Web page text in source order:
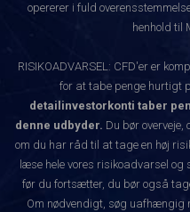
opererer i fuld
henhold til
RISIKOADVARSEL: CFD'er er
for at tabe penge hurtigt
detailinvestorkonti taber
denne udbyder. Du bør
om du har råd til at tage en høj
læse hele vores risikoadvarsel
før du fortsætter, du bør også
Om nødvendigt, søg uafhængig